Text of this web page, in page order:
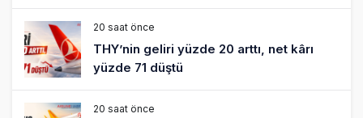
20 saat önce
THY’nin geliri yüzde 20 arttı, net kârı
yüzde 71 düştü
20 saat önce